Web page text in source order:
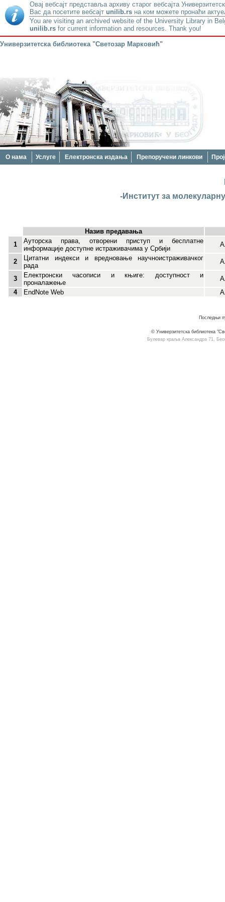
Овај вебсајт представља архиву старог вебсајта
Вас да посетите вебсајт unilib.rs на ком можете пронаћи
You are visiting an archived website of the University Library in
unilib.rs for current information and resources. Thank you!
Универзитетска библиотека "Светозар Марковић"
О нама Услуге Електронска издања Препоручени линкови
-Институт за
Назив предавања
1
Ауторска права, отворени приступ и бесплатне
информације доступне истраживачима у Србији
2
Цитатни индекси и вредновање научноистраживачког
рада
3
Електронски часописи и књиге: доступност и
проналажење
4
EndNote Web
Последњи
© Универзитетска библиотека
Булевар краља Александра 71,